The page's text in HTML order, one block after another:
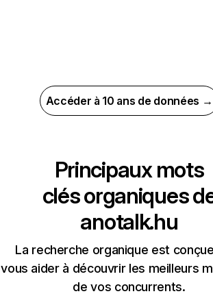
Accéder à 10 ans de données →
Principaux mots
clés organiques
anotalk.hu
La recherche organique est
vous aider à découvrir les meilleurs
de vos concurrents.